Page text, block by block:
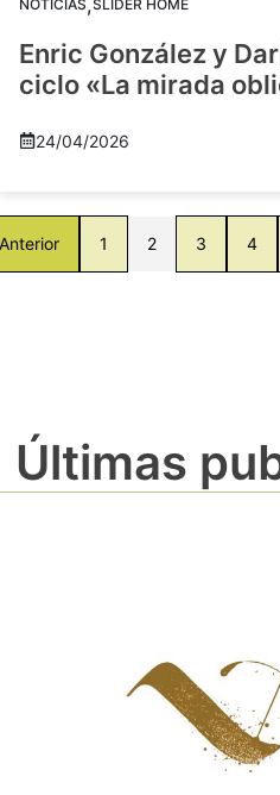
NOTICIAS SLIDER HOME
Enric González y
ciclo «La mirada
24/04/2026
1 2 3 4
Últimas